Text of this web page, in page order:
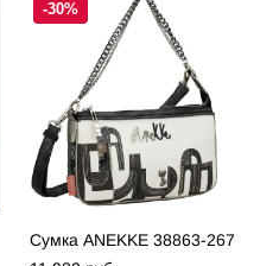
-30%
Сумка ANEKKE 38863-267